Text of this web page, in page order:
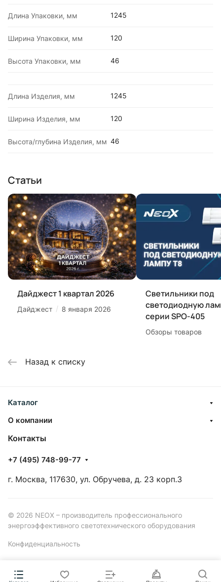
Длина Упаковки, мм 1245
Ширина Упаковки, мм 120
Высота Упаковки, мм 46
Длина Изделия, мм 1245
Ширина Изделия, мм 120
Высота/глубина Изделия, мм 46
Статьи
Дайджест 1 квартал 2026
Дайджест / 8 января 2026
Светильники под
светодиодную
серии SPO-405
Обзоры товаров
Назад к списку
Каталог
О компании
Контакты
+7 (495) 748-99-77
г. Москва, 117630, ул. Обручева, д. 23 корп.3
© 2026 NEOX – производитель профессионального
энергоэффективного светотехнического оборудования
Конфиденциальность